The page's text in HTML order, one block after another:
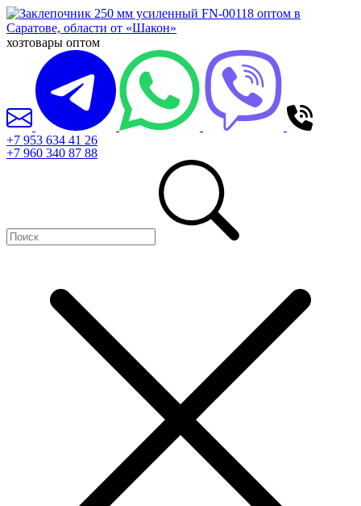
хозтовары оптом
+7 953 634 41 26
+7 960 340 87 88